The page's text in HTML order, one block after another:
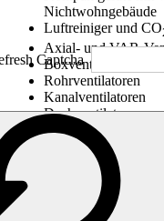
Nichtwohngebäude
Luftreiniger und CO
Axial- und VAR-
Boxventilatoren
Rohrventilatoren
Kanalventilatoren
Dachventilatoren
Entrauchung,
Impulsventilatoren
Messen. Steuern.
Luftbehandlung
Mechanisches